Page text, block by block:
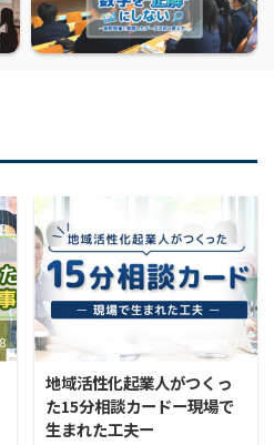
2026/4/27
地域活性化起業人がつくっ
た15分相談カードー現場で
生まれた工夫ー